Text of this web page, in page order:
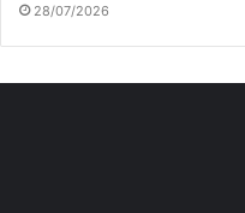
28/07/2026